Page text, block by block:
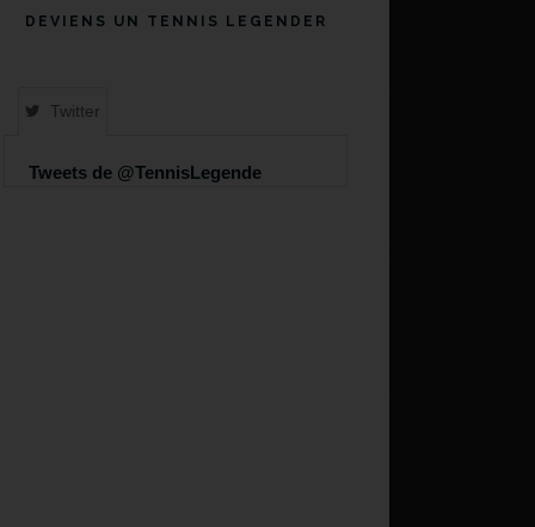
DEVIENS UN TENNIS LEGENDER
Twitter
Tweets de @TennisLegende